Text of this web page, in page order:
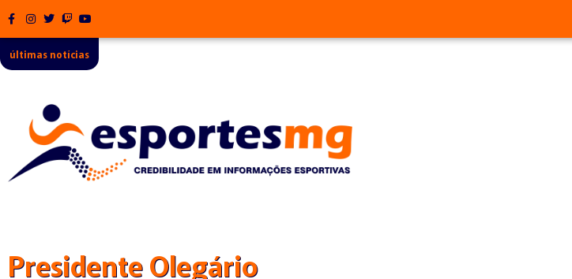
últimas notícias
Presidente Olegário